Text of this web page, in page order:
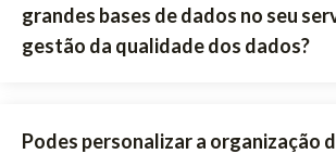
grandes bases de dados no seu
gestão da qualidade dos dados?
Podes personalizar a organização